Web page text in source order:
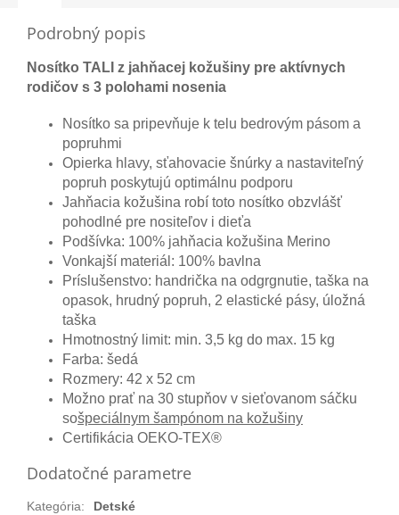
Podrobný popis
Nosítko TALI z jahňacej kožušiny pre aktívnych
rodičov s 3 polohami nosenia
Nosítko sa pripevňuje k telu bedrovým pásom a
popruhmi
Opierka hlavy, sťahovacie šnúrky a nastaviteľný
popruh poskytujú optimálnu podporu
Jahňacia kožušina robí toto nosítko obzvlášť
pohodlné pre nositeľov i dieťa
Podšívka: 100% jahňacia kožušina Merino
Vonkajší materiál: 100% bavlna
Príslušenstvo: handrička na odgrgnutie, taška na
opasok, hrudný popruh, 2 elastické pásy, úložná
taška
Hmotnostný limit: min. 3,5 kg do max. 15 kg
Farba: šedá
Rozmery: 42 x 52 cm
Možno prať na 30 stupňov v sieťovanom sáčku
sošpeciálnym šampónom na kožušiny
Certifikácia OEKO-TEX®
Dodatočné parametre
Kategória:
Detské